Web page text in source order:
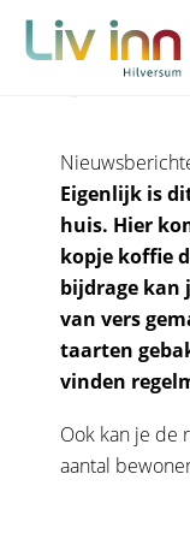
Dit veld is bedoeld
gewijzigd.
Voornaam
Achternaam
Dit veld is bedoeld
gewijzigd.
Woonachtig*
Ik woon in Liv inn
Ik woon buiten
De
Eigenlijk is
huis. Hier
kopje koffie
bijdrage kan
van vers
taarten
vinden
Ook kan je de
aantal